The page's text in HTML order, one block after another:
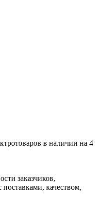
в наличии на 4
заказчиков,
поставками, качеством,